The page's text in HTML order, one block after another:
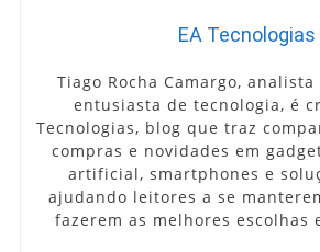
EA Tecnologias
Tiago Rocha Camargo,
entusiasta de tecnologia, é
Tecnologias, blog que traz
compras e novidades em
artificial, smartphones e
ajudando leitores a se
fazerem as melhores escolhas